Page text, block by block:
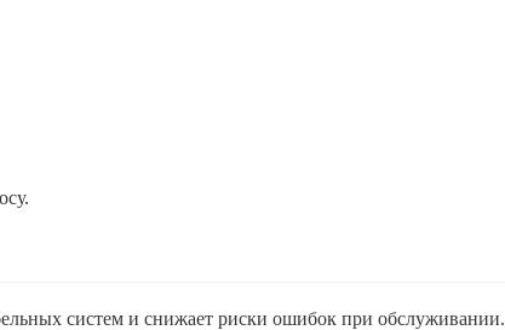
систем и снижает риски ошибок при обслуживании.